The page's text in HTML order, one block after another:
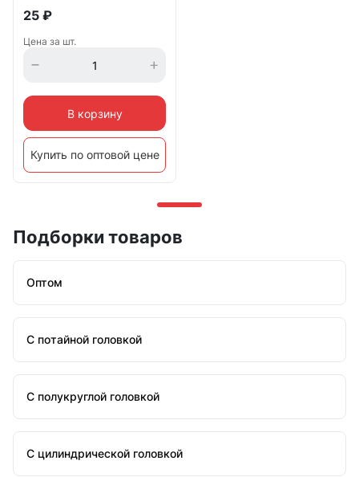
25 ₽
Цена за шт.
В корзину
Купить по оптовой цене
Подборки товаров
Оптом
С потайной головкой
С полукруглой головкой
С цилиндрической головкой